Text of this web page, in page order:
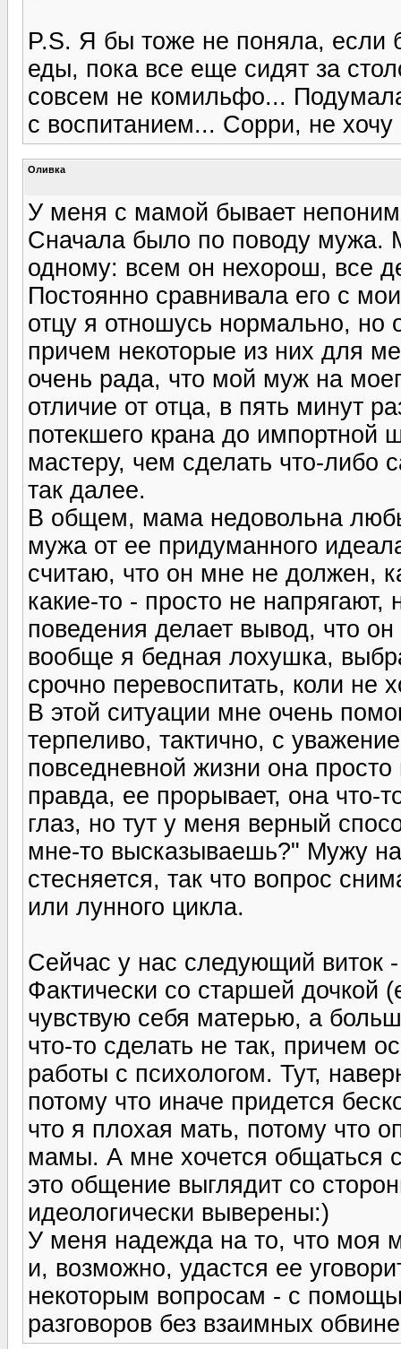
P.S. Я бы тоже не поняла, если
еды, пока все еще сидят за
совсем не комильфо...
с воспитанием... Сорри, не
Оливка
У меня с мамой бывает
Сначала было по поводу мужа.
одному: всем он нехорош, все
Постоянно сравнивала его с
отцу я отношусь нормально, но
причем некоторые из них для
очень рада, что мой муж на
отличие от отца, в пять минут
потекшего крана до
мастеру, чем сделать что-либо
так далее.
В общем, мама недовольна
мужа от ее придуманного
считаю, что он мне не должен,
какие-то - просто не
поведения делает вывод, что
вообще я бедная лохушка,
срочно перевоспитать, коли не
В этой ситуации мне очень
терпеливо, тактично, с
повседневной жизни она
правда, ее прорывает, она что-
глаз, но тут у меня верный
мне-то высказываешь?" Мужу
стесняется, так что вопрос
или лунного цикла.
Сейчас у нас следующий виток
Фактически со старшей дочкой
чувствую себя матерью, а
что-то сделать не так, причем
работы с психологом. Тут,
потому что иначе придется
что я плохая мать, потому что
мамы. А мне хочется общаться
это общение выглядит со
идеологически выверены:)
У меня надежда на то, что моя
и, возможно, удастся ее
некоторым вопросам - с
разговоров без взаимных